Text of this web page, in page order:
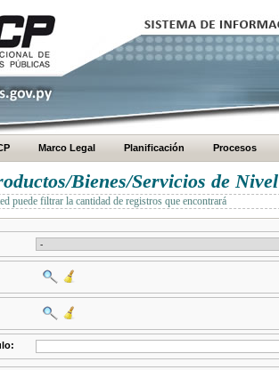
Marco Legal Planificación Procesos
Bienes/Servicios de
puede filtrar la cantidad de registros que encontrará